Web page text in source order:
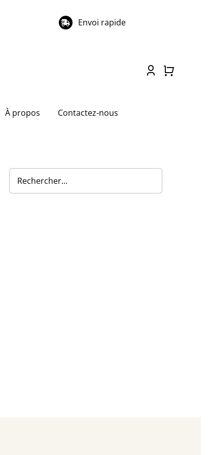
Envoi rapide
À propos Contactez-nous